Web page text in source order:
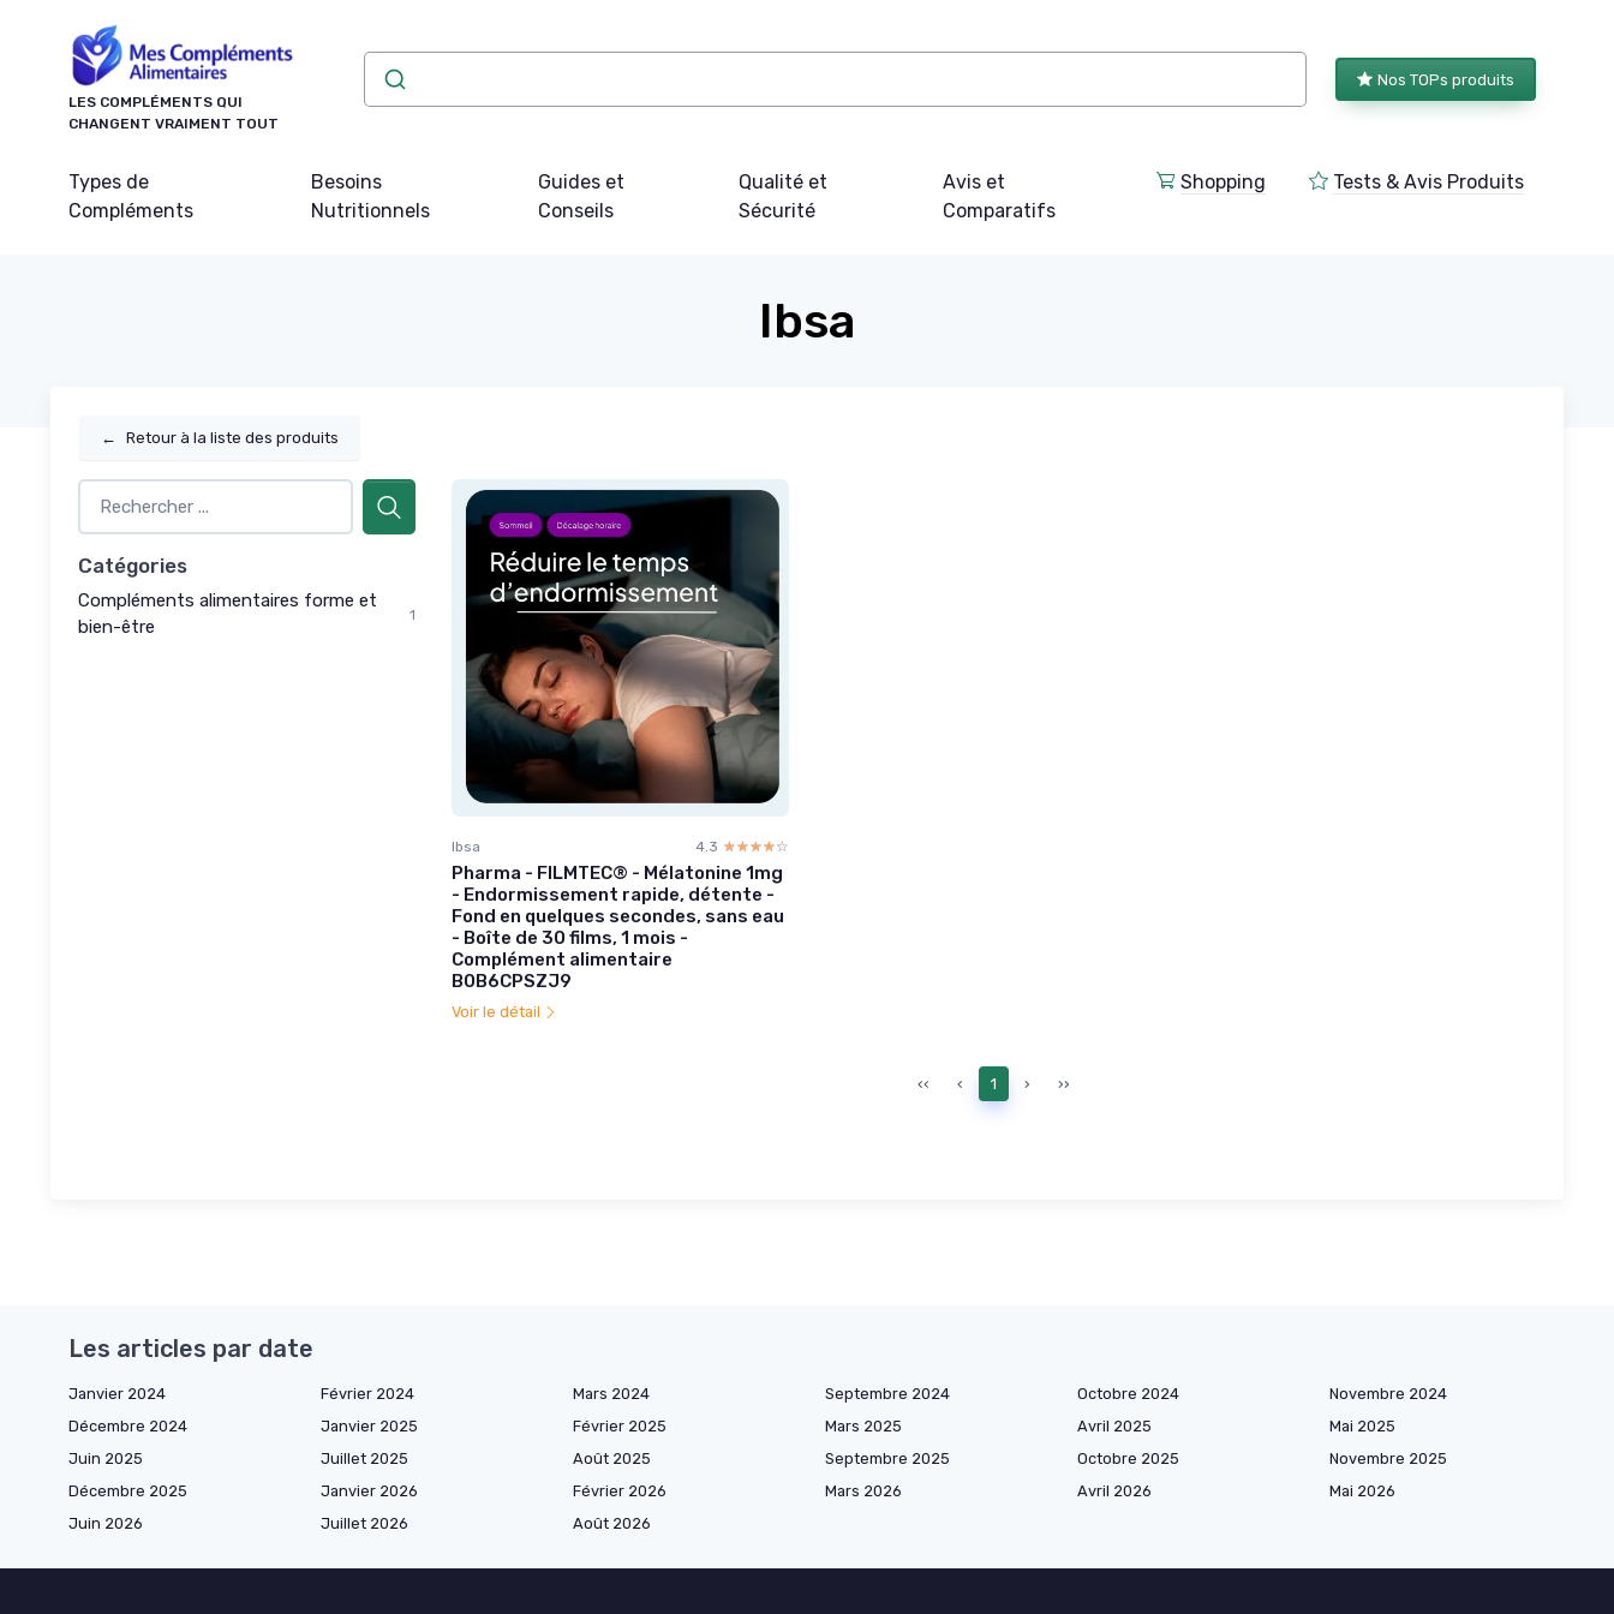
LES COMPLÉMENTS QUI
CHANGENT VRAIMENT TOUT
Nos TOPs produits
Types de
Compléments
Besoins
Nutritionnels
Guides et
Conseils
Qualité et
Sécurité
Avis et
Comparatifs
Shopping Tests & Avis Produits
Ibsa
← Retour à la liste des produits
Catégories
Compléments alimentaires forme et
bien-être
1
Ibsa 4.3 ☆☆☆☆☆
★★★★★
Pharma - FILMTEC® - Mélatonine 1mg
- Endormissement rapide, détente -
Fond en quelques secondes, sans eau
- Boîte de 30 films, 1 mois -
Complément alimentaire
B0B6CPSZJ9
Voir le détail
‹‹ ‹ 1 › ››
Les articles par date
Janvier 2024 Février 2024 Mars 2024 Septembre 2024 Octobre 2024
Novembre 2024
Décembre 2024
Janvier 2025 Février 2025 Mars 2025 Avril 2025
Mai 2025
Juin 2025
Juillet 2025 Août 2025 Septembre 2025 Octobre 2025
Novembre 2025
Décembre 2025
Janvier 2026 Février 2026 Mars 2026 Avril 2026
Mai 2026
Juin 2026
Juillet 2026 Août 2026